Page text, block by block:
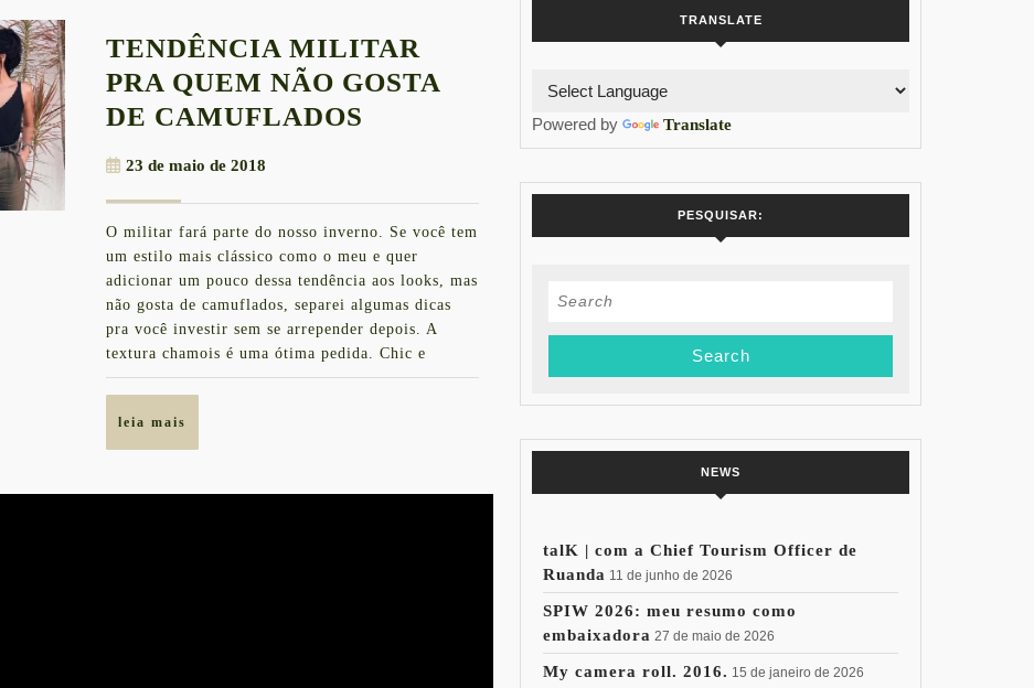
TENDÊNCIA MILITAR
PRA QUEM NÃO GOSTA
DE CAMUFLADOS TENDÊNCIA
QUEM
NÃO
GOSTA
DE
CAMUFLADOS
23 de maio de 2018
de
2018
O militar fará parte do nosso inverno. Se você tem
um estilo mais clássico como o meu e quer
adicionar um pouco dessa tendência aos looks, mas
não gosta de camuflados, separei algumas dicas
pra você investir sem se arrepender depois. A
textura chamois é uma ótima pedida. Chic e
leia mais
TRANSLATE
Powered by Translate
PESQUISAR:
Search
NEWS
talK | com a Chief Tourism Officer de
Ruanda 11 de junho de 2026
SPIW 2026: meu resumo como
embaixadora 27 de maio de 2026
My camera roll. 2016. 15 de janeiro de 2026